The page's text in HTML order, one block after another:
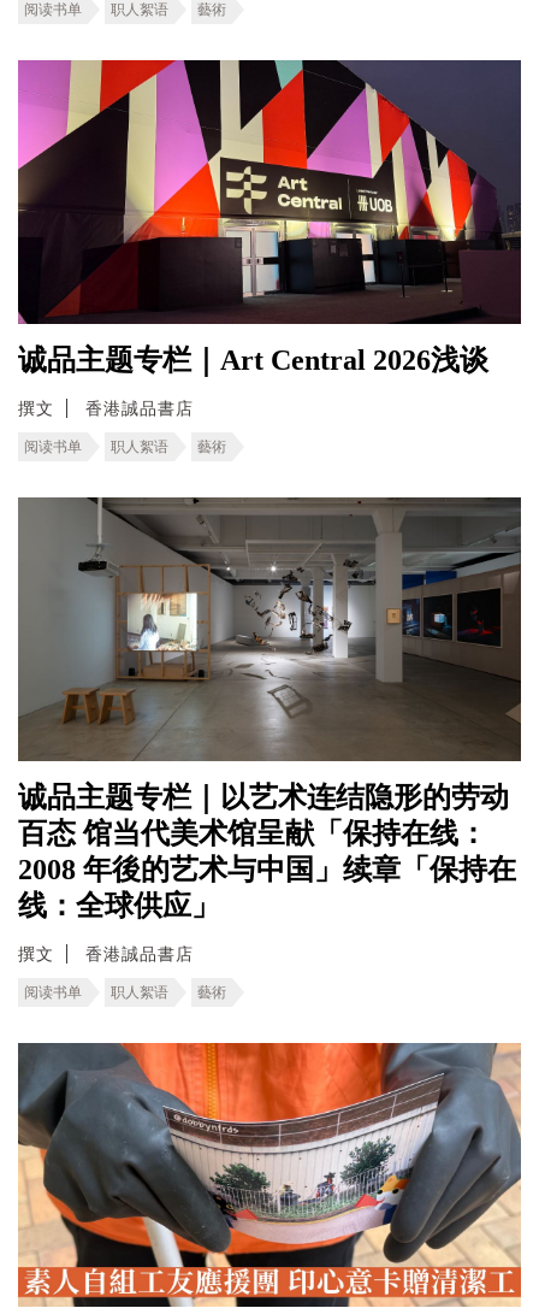
阅读书单 职人絮语 藝術
诚品主题专栏｜Art Central 2026浅谈
撰文 香港誠品書店
阅读书单 职人絮语 藝術
诚品主题专栏｜以艺术连结隐形的劳动
百态 馆当代美术馆呈献「保持在线：
2008 年後的艺术与中国」续章「保持在
线：全球供应」
撰文 香港誠品書店
阅读书单 职人絮语 藝術